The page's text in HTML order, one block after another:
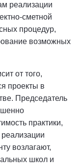
реализации
сметной
процедур,
возможных
от того,
проекты в
Председатель
практики,
реализации
возлагают,
школ и